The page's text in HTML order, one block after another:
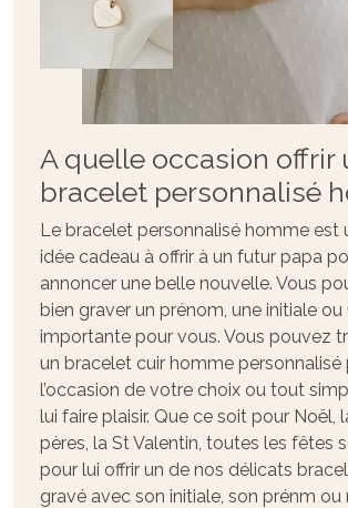
A quelle occasion offrir
bracelet personnalisé
Le bracelet personnalisé homme est
idée cadeau à offrir à un futur papa
annoncer une belle nouvelle. Vous
bien graver un prénom, une initiale
importante pour vous. Vous pouvez
un bracelet cuir homme personnalisé
l’occasion de votre choix ou tout
lui faire plaisir. Que ce soit pour Noël,
pères, la St Valentin, toutes les fêtes
pour lui offrir un de nos délicats
gravé avec son initiale, son prénm ou